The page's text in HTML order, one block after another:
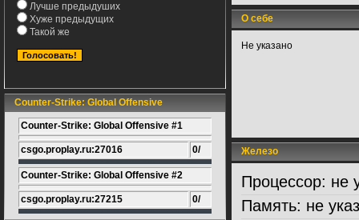
Лучше предыдуших
Хуже предыдущих
Такой же
Counter-Strike: Global Offensive
Counter-Strike: Global Offensive #1
csgo.proplay.ru:27016 0/
Counter-Strike: Global Offensive #2
csgo.proplay.ru:27215 0/
О себе
Не указано
Железо
Процессор: не
Память: не